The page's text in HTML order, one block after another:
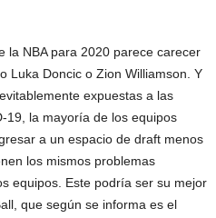
la NBA para 2020 parece carecer
Luka Doncic o Zion Williamson. Y
expuestas a las
19, la mayoría de los equipos
a un espacio de draft menos
los mismos problemas
equipos. Este podría ser su mejor
que según se informa es el